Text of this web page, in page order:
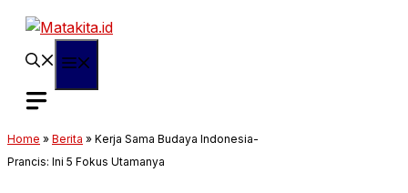
Langsung
Home » Berita » Kerja Sama Budaya Indonesia-
Prancis: Ini 5 Fokus Utamanya